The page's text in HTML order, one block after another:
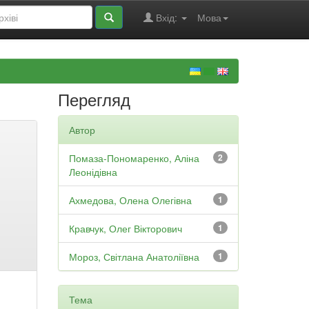
Мова
Вхід:
Перегляд
Автор
2
Помаза-Пономаренко, Аліна
Леонідівна
1
Ахмедова, Олена Олегівна
1
Кравчук, Олег Вікторович
1
Мороз, Світлана Анатоліївна
Тема